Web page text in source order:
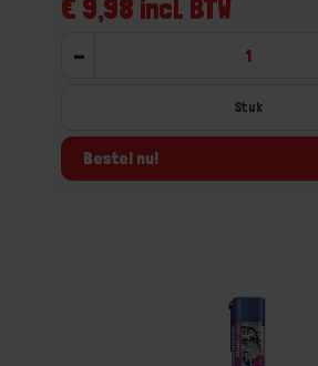
€ 9,98 incl. BTW
-
Stuk
Bestel nu!